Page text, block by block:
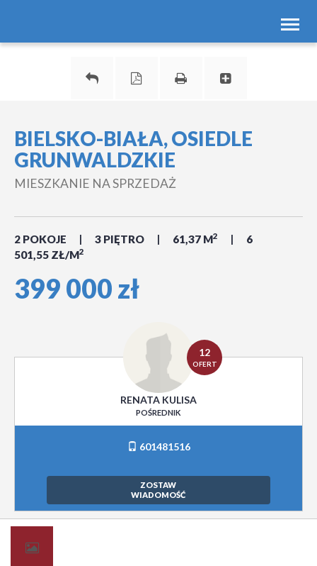
BIELSKO-BIAŁA, OSIEDLE
GRUNWALDZKIE
MIESZKANIE NA SPRZEDAŻ
2 POKOJE 3 PIĘTRO 61,37 M2
6
501,55 ZŁ/M2
399 000 zł
12
OFERT
RENATA KULISA
POŚREDNIK
601481516
ZOSTAW
WIADOMOŚĆ